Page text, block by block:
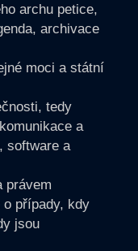
archu petice,
archivace
moci a státní
tedy
a
software a
právem
případy, kdy
jsou